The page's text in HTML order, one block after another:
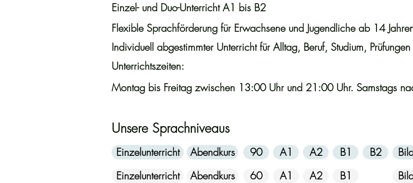
Einzel- und Duo-Unterricht A1 bis B2
Flexible Sprachförderung für Erwachsene und Jugendliche ab 14
Individuell abgestimmter Unterricht für Alltag, Beruf, Studium,
Unterrichtszeiten:
Montag bis Freitag zwischen 13:00 Uhr und 21:00 Uhr. Samstags
Unsere Sprachniveaus
Einzelunterricht Abendkurs 90 A1 A2 B1 B2
Einzelunterricht
Abendkurs 60 A1 A2 B1